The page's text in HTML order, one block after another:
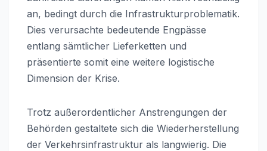
an, bedingt durch die Infrastrukturproblematik.
Dies verursachte bedeutende Engpässe
entlang sämtlicher Lieferketten und
präsentierte somit eine weitere logistische
Dimension der Krise.
Trotz außerordentlicher Anstrengungen der
Behörden gestaltete sich die Wiederherstellung
der Verkehrsinfrastruktur als langwierig. Die